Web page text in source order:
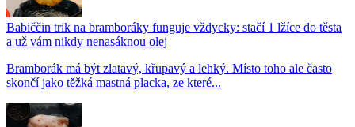
Babiččin trik na bramboráky funguje vždycky: stačí 1 lžíce do těsta
a už vám nikdy nenasáknou olej
Bramborák má být zlatavý, křupavý a lehký. Místo toho ale často
skončí jako těžká mastná placka, ze které...